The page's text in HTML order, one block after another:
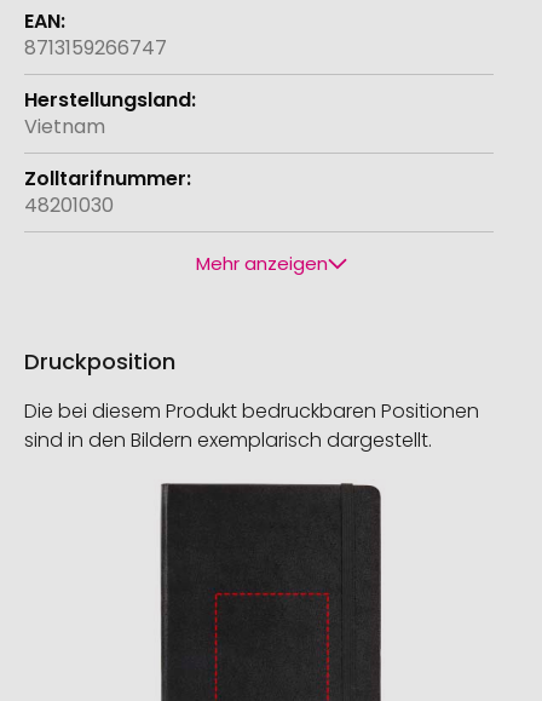
8713159266747
Vietnam
48201030
Mehr anzeigen
Druckposition
Die bei diesem Produkt bedruckbaren Positionen
sind in den Bildern exemplarisch dargestellt.